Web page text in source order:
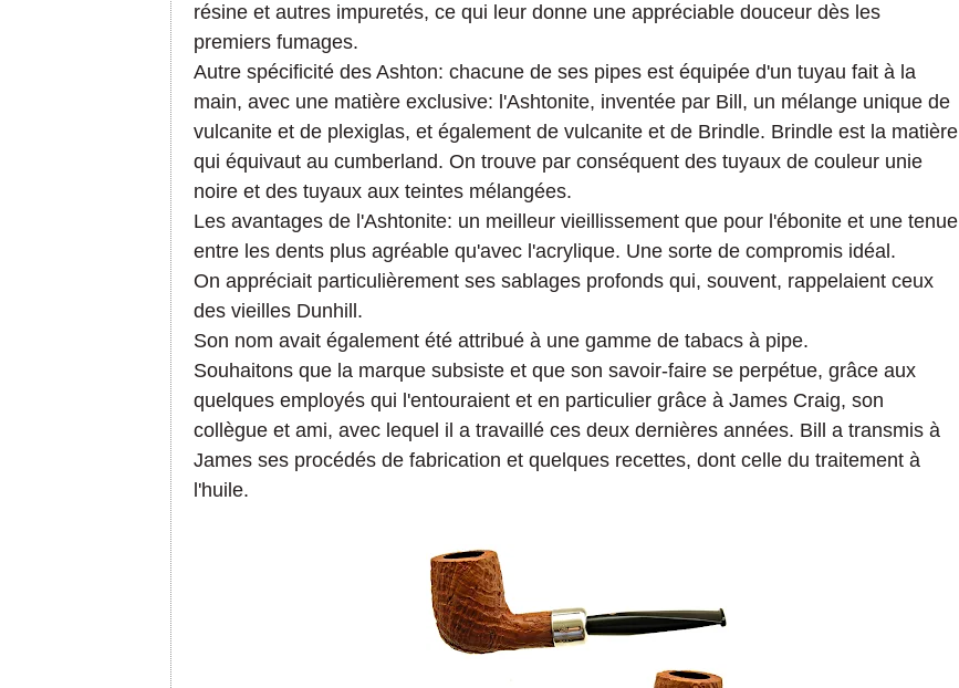
résine et autres impuretés, ce qui leur donne une appréciable douceur dès les
premiers fumages.
Autre spécificité des Ashton: chacune de ses pipes est équipée d'un tuyau fait à la
main, avec une matière exclusive: l'Ashtonite, inventée par Bill, un mélange unique de
vulcanite et de plexiglas, et également de vulcanite et de Brindle. Brindle est la matière
qui équivaut au cumberland.On trouve par conséquent des tuyaux de couleur unie
noire et des tuyaux aux teintes mélangées.
Les avantages de l'Ashtonite: un meilleur vieillissement que pour l'ébonite et une tenue
entre les dents plus agréable qu'avec l'acrylique. Une sorte de compromis idéal.
On appréciait particulièrement ses sablages profonds qui, souvent, rappelaient ceux
des vieilles Dunhill.
Son nom avait également été attribué à une gamme de tabacs à pipe.
Souhaitons que la marque subsiste et que son savoir-faire se perpétue, grâce aux
quelques employés qui l'entouraient et en particulier grâce à James Craig, son
collègue et ami, avec lequel il a travaillé ces deux dernières années. Bill a transmis à
James ses procédés de fabrication et quelques recettes, dont celle du traitement à
l'huile.